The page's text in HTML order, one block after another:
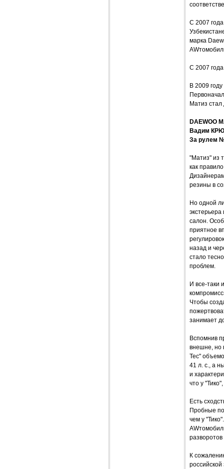
С 2007
марка
С 2007
В 2009
Матиз стал
DAEWOO
Вадим
За рулем
"Матиз" из
как
резины в
Но одной
салон.
приятное
назад и
стало
проблем.
И все-таки
Чтобы
занимает
Вспомнив
внешне, но
Тес"
41 л. с., а
и
что у
Есть
Пробные
чем у
разворотов
К